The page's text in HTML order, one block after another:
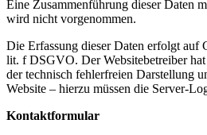
Eine Zusammenführung dieser Daten
wird nicht vorgenommen.
Die Erfassung dieser Daten erfolgt auf
lit. f DSGVO. Der Websitebetreiber hat
der technisch fehlerfreien Darstellung
Website – hierzu müssen die Server-
Kontaktformular